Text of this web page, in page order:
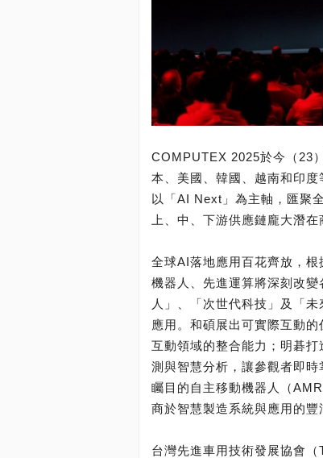
COMPUTEX 2025於今（23
本、美國、韓國、越南和印
以「AI Next」為主軸，匯聚
上、中、下游供應鏈龐大潛
全球AI落地應用百花齊放，
機器人、先進運算將深刻改
人」、「次世代科技」及「
應用。和碩展出可實際互動
互動領域的整合能力；明碁
測與智慧分析，讓參觀者即
矚目的自主移動機器人（
商於智慧製造系統與應用的豐
台灣先進車用技術發展協會